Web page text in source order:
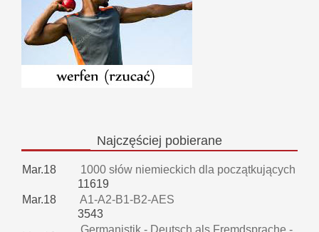
Najczęściej pobierane
Mar.18
1000 słów niemieckich dla początkujących
11619
Mar.18
A1-A2-B1-B2-AES
3543